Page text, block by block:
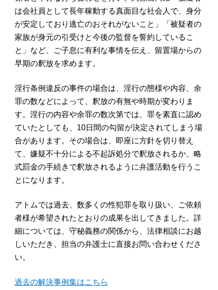
は会社員として長年稼動する真面目な社会人で、身分
が安定しており逃亡のおそれがないこと」「被疑者の
家族が身元の引受けと今後の監督を誓約しているこ
と」など、ご子息に有利な事情を伝え、留置場からの
早期の釈放を求めます。
淫行条例違反の事件の場合は、淫行の態様や内容、余
罪の数などによって、釈放の有無や時期が変わりま
す。淫行の内容や余罪の数次第では、罪を素直に認め
ていたとしても、10日間の勾留が決定されてしまう場
合があります。その場合は、即座に方針を切り替え
て、嫌疑不十分による不起訴処分で釈放されるか、略
式罰金の手続きで釈放されるように弁護活動を行うこ
とになります。
アトムでは過去、数多くの性犯罪を取り扱い、ご依頼
者様が希望されたとおりの成果を出してきました。詳
細については、守秘義務の関係から、法律相談にお越
しいただき、担当の弁護士に直接お問い合わせくださ
い。
過去の解決事例集はこちら